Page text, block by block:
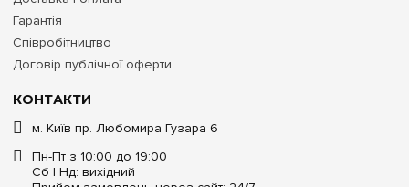
КОНТАКТИ
м. Київ пр. Любомира Гузара 6
Пн-Пт з 10:00 до 19:00
Сб | Нд: вихідний
Гарантія
Співробітництво
Договір публічної оферти